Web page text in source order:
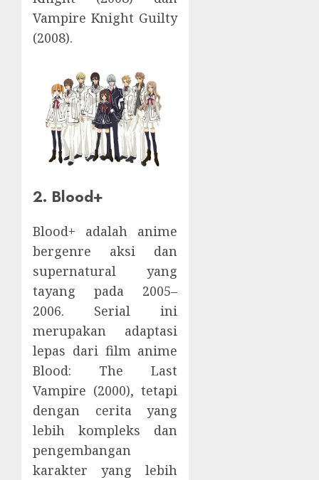
Vampire Knight Guilty
(2008).
2. Blood+
Blood+ adalah anime
bergenre aksi dan
supernatural yang
tayang pada 2005–
2006. Serial ini
merupakan adaptasi
lepas dari film anime
Blood: The Last
Vampire (2000), tetapi
dengan cerita yang
lebih kompleks dan
pengembangan
karakter yang lebih